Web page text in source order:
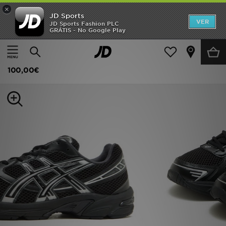
×
JD Sports
JD Sports Fashion PLC
GRÁTIS - No Google Play
VER
Página principal
Homem Calçado de Homem Sapatilhas
ASICS GEL-1130
100,00€
INÍCIO
Promoções
MULHER
ESTILO
DESPORTO
FUTEBOL JD